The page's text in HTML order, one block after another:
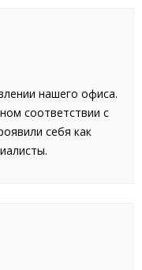
нашего офиса.
соответствии с
себя как